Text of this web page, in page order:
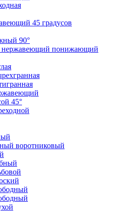
45 градусов
90°
нержавеющий понижающий
45°
воротниковый